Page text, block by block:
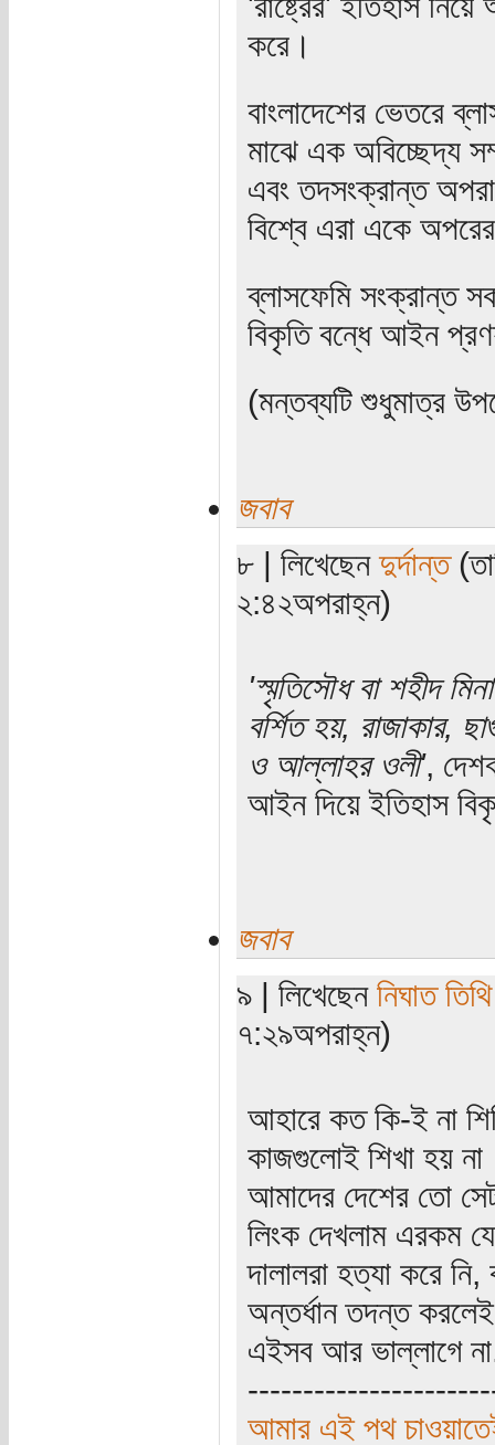
করে।
বাংলাদেশের ভেতরে
মাঝে এক অবিচ্ছেদ্য
এবং তদসংক্রান্ত
বিশ্বে এরা একে
ব্লাসফেমি সংক্রান্ত
বিকৃতি বন্ধে আইন
(মন্তব্যটি শুধুমাত্র
জবাব
৮ | লিখেছেনদুর্দান্ত
২:৪২অপরাহ্ন)
'স্মৃতিসৌধ বা শহীদ
বর্শিত হয়, রাজাকার,
ও আল্লাহর ওলী',
আইন দিয়ে ইতিহাস
জবাব
৯ | লিখেছেন নিঘাত তিথি
৭:২৯অপরাহ্ন)
আহারে কত কি-ই না
কাজগুলোই শিখা হয়
আমাদের দেশের তো
লিংক দেখলাম এরকম
দালালরা হত্যা করে
অন্তর্ধান তদন্ত
এইসব আর ভাল্লাগে
আমার এই পথ